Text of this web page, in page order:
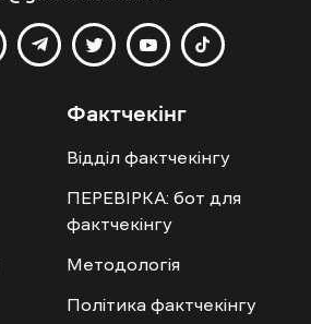
Фактчекінг
Відділ фактчекінгу
ПЕРЕВІРКА: бот для
фактчекінгу
Методологія
Політика фактчекінгу